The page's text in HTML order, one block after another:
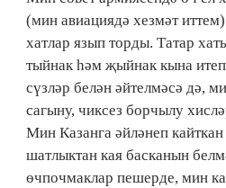
(мин авиациядә хезмәт
хатлар язып торды. Татар
тыйнак һәм җыйнак кына итеп
сүзләр белән әйтелмәсә дә,
сагыну, чиксез борчылу
Мин Казанга әйләнеп
шатлыктан кая басканын
өчпочмаклар пешерде, мин